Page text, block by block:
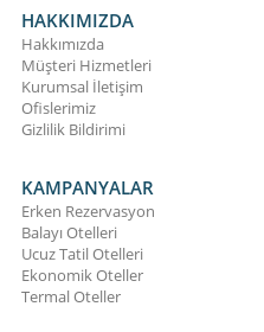
HAKKIMIZDA
Hakkımızda
Müşteri Hizmetleri
Kurumsal İletişim
Ofislerimiz
Gizlilik Bildirimi
KAMPANYALAR
Erken Rezervasyon
Balayı Otelleri
Ucuz Tatil Otelleri
Ekonomik Oteller
Termal Oteller